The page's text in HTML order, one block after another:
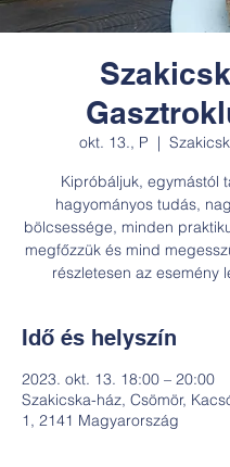
okt. 13., P
  |
Kipróbáljuk, egymástól
hagyományos tudás,
bölcsessége, minden
megfőzzük és mind
részletesen az esemény
Idő és helyszín
2023. okt. 13. 18:00 – 20:00
Szakicska-ház, Csömör,
1, 2141 Magyarország